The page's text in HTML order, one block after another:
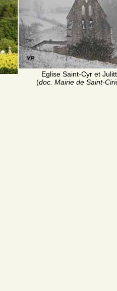
Eglise Saint-Cyr et
(doc. Mairie de Saint-